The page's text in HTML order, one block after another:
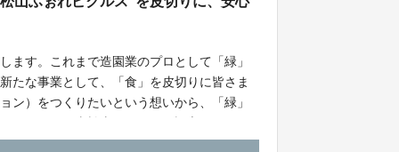
ます。これまで造園業のプロとして「緑」
たな事業として、「食」を皮切りに皆さま
ン）をつくりたいという想いから、「緑」
取り組みについて知ってもらえるきっかけ